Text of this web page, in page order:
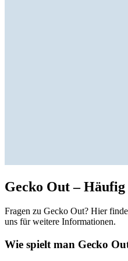
Gecko Out –
Fragen zu Gecko Out? Hier
uns für weitere Informationen.
Wie spielt man Gecko